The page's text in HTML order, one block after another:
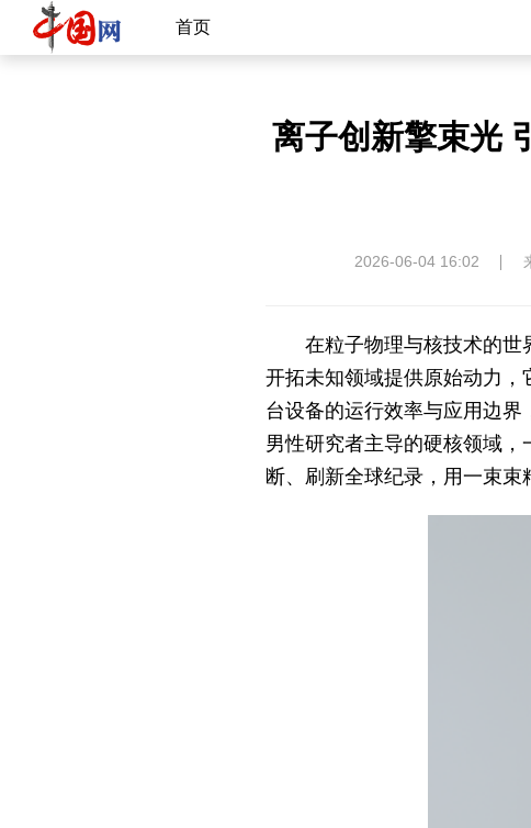
首页
离子创新擎束光
2026-06-04 16:02
在粒子物理与核技术的世
开拓未知领域提供原始动力，
台设备的运行效率与应用边
男性研究者主导的硬核领域
断、刷新全球纪录，用一束束